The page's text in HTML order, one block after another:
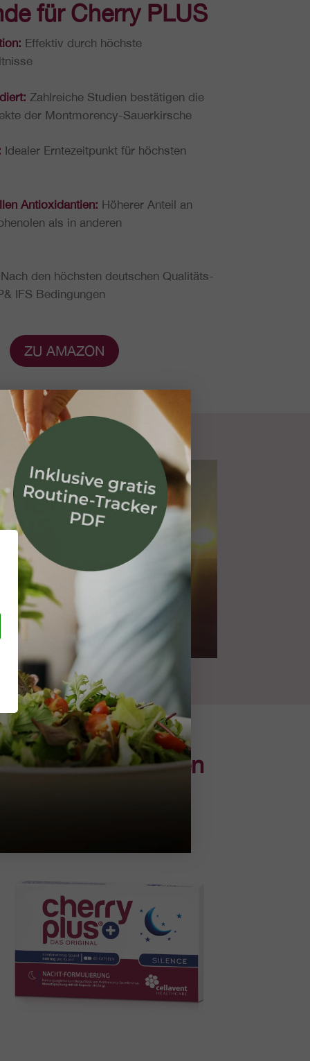
für Cherry PLUS
Effek­tiv durch höchste
Zahl­rei­che Studien bestä­ti­gen die
der Montmorency-Sauerkirsche
Idealer Ern­te­zeit­punkt für höchs­ten
Anti­oxi­dan­ti­en: Höherer Anteil an
als in anderen
den höchs­ten deut­schen Qua­li­täts­
IFS Bedingungen
ZU AMAZON
Ihre indi­vi­du­el­len